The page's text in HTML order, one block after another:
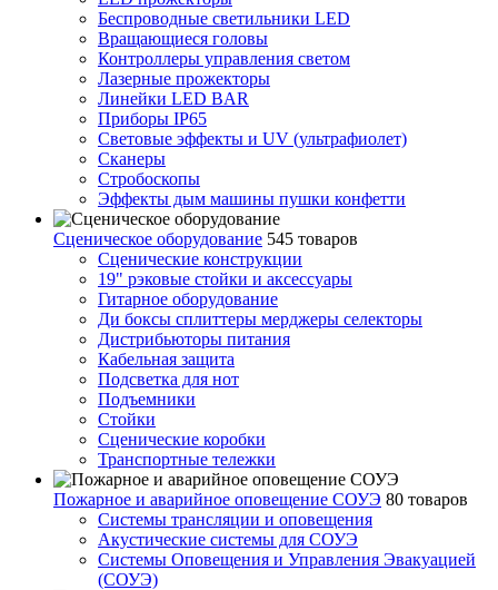
Беспроводные светильники LED
Вращающиеся головы
Контроллеры управления светом
Лазерные прожекторы
Линейки LED BAR
Приборы IP65
Световые эффекты и UV (ультрафиолет)
Сканеры
Стробоскопы
Эффекты дым машины пушки конфетти
Сценическое оборудование 545 товаров
Сценические конструкции
19" рэковые стойки и аксесcуары
Гитарное оборудование
Ди боксы сплиттеры мерджеры селекторы
Дистрибьюторы питания
Кабельная защита
Подсветка для нот
Подъемники
Стойки
Сценические коробки
Транспортные тележки
Пожарное и аварийное оповещение СОУЭ 80 товаров
Cистемы трансляции и оповещения
Акустические системы для СОУЭ
Системы Оповещения и Управления Эвакуацией
(СОУЭ)